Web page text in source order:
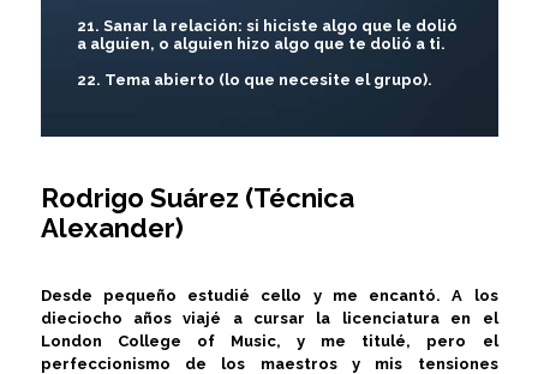
21. Sanar la relación: si hiciste algo que le dolió
a alguien, o alguien hizo algo que te dolió a ti.
22. Tema abierto (lo que necesite el grupo).
Rodrigo Suárez (Técnica
Alexander)
Desde pequeño estudié cello y me encantó. A los
dieciocho años viajé a cursar la licenciatura en el
London College of Music, y me titulé, pero el
perfeccionismo de los maestros y mis tensiones